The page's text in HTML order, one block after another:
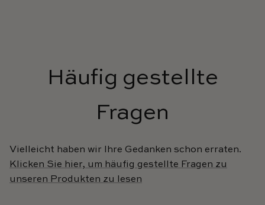
Häufig gestellte
Fragen
Vielleicht haben wir Ihre Gedanken schon erraten.
Klicken Sie hier, um häufig gestellte Fragen zu
unseren Produkten zu lesen